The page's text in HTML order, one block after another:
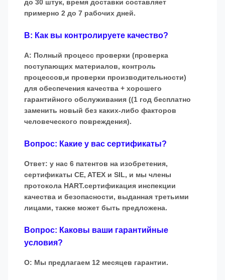
до 30 штук, время доставки составляет
примерно 2 до 7 рабочих дней.
В: Как вы контролируете качество?
A: Полный процесс проверки (проверка
поступающих материалов, контроль
процессов,и проверки производительности)
для обеспечения качества + хорошего
гарантийного обслуживания ((1 год бесплатно
заменить новый без каких-либо факторов
человеческого повреждения).
Вопрос: Какие у вас сертификаты?
Ответ: у нас 6 патентов на изобретения,
сертификаты CE, ATEX и SIL, и мы члены
протокола HART.сертификация инспекции
качества и безопасности, выданная третьими
лицами, также может быть предложена.
Вопрос: Каковы ваши гарантийные
условия?
О: Мы предлагаем 12 месяцев гарантии.